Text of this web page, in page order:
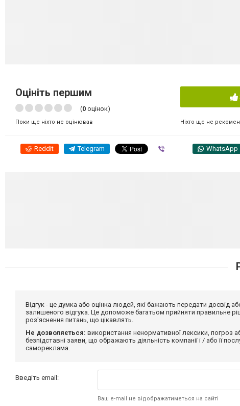
Оцініть першим
(0 оцінок)
Поки ще ніхто не оцінював Ніхто ще не
Reddit Telegram WhatsApp
Відгук - це думка або оцінка людей, які бажають передати
залишеного відгука. Це допоможе багатьом прийняти правильне
роз'яснення питань, що цікавлять.
Не дозволяється: використання ненормативної лексики, погроз
безпідставні заяви, що ображають діяльність компанії і / або її
самореклама.
Введіть email:
Ваш e-mail не відображатиметься на сайті